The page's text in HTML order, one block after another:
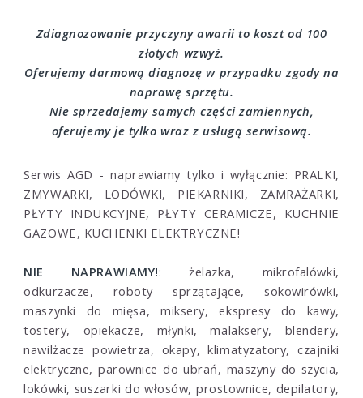
Zdiagnozowanie przyczyny awarii to koszt od 100
złotych wzwyż.
Oferujemy darmową diagnozę w przypadku zgody na
naprawę sprzętu.
Nie sprzedajemy samych części zamiennych,
oferujemy je tylko wraz z usługą serwisową.
Serwis AGD - naprawiamy tylko i wyłącznie: PRALKI,
ZMYWARKI, LODÓWKI, PIEKARNIKI, ZAMRAŻARKI,
PŁYTY INDUKCYJNE, PŁYTY CERAMICZE, KUCHNIE
GAZOWE, KUCHENKI ELEKTRYCZNE!
NIE NAPRAWIAMY!: żelazka, mikrofalówki,
odkurzacze, roboty sprzątające, sokowirówki,
maszynki do mięsa, miksery, ekspresy do kawy,
tostery, opiekacze, młynki, malaksery, blendery,
nawilżacze powietrza, okapy, klimatyzatory, czajniki
elektryczne, parownice do ubrań, maszyny do szycia,
lokówki, suszarki do włosów, prostownice, depilatory,